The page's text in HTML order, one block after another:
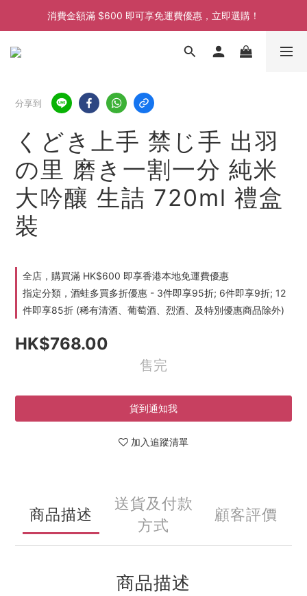
消費金額滿 $600 即可享免運費優惠，立即選購！
消費金額滿 $600 即可享免運費優惠，立即選購！
消費金額滿 $600 即可享免運費優惠，立即選購！
分享到
くどき上手 禁じ手 出羽
の里 磨き一割一分 純米
大吟釀 生詰 720ml 禮盒
裝
全店，購買滿 HK$600 即享香港本地免運費優惠
指定分類，酒蛙多買多折優惠 - 3件即享95折; 6件即享9折; 12
件即享85折 (稀有清酒、葡萄酒、烈酒、及特別優惠商品除外)
HK$768.00
售完
貨到通知我
加入追蹤清單
商品描述
送貨及付款
方式
顧客評價
商品描述